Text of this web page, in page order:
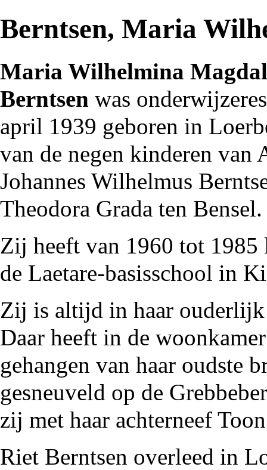
Berntsen, Maria
Maria Wilhelmina
Berntsen was onderwijzeres
april 1939 geboren in
van de negen kinderen van
Johannes Wilhelmus
Theodora Grada ten Bensel.
Zij heeft van 1960 tot 1985
de Laetare-basisschool in
Zij is altijd in haar
Daar heeft in de
gehangen van haar oudste
gesneuveld op de
zij met haar achterneef
Riet Berntsen overleed in